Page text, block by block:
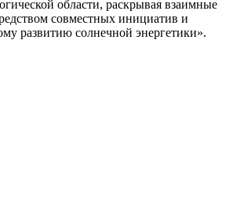
области, раскрывая взаимные
совместных инициатив и
развитию солнечной энергетики».